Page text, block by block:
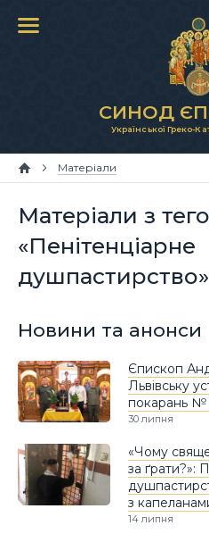
СИНОД
Української Греко-
Матеріали
Матеріали з
«Пенітенціарне
душпастирство»
Новини та анонси
Єпископ
Львівську
покарань №
30 липня
«Чому
за ґрати?»:
з
14 липня